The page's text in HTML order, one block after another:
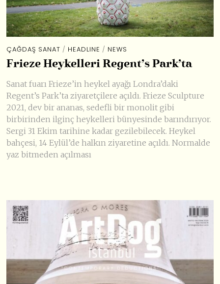
ÇAĞDAŞ SANAT / HEADLINE / NEWS
Frieze Heykelleri Regent’s Park’ta
Sanat fuarı Frieze’in heykel ayağı Londra’daki
Regent’s Park’ta ziyaretçilere açıldı. Frieze Sculpture
2021, dev bir ananas, sedefli bir monolit gibi
birbirinden ilginç heykelleri bünyesinde barındırıyor.
Sergi 31 Ekim tarihine kadar gezilebilecek. Heykel
bahçesi, 14 Eylül’de halkın ziyaretine açıldı. Normalde
yaz bitmeden açılması